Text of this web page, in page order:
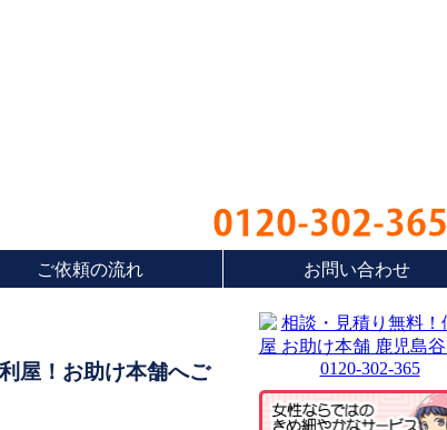
0120-302-365
ご依頼の流れ お問い合わせ